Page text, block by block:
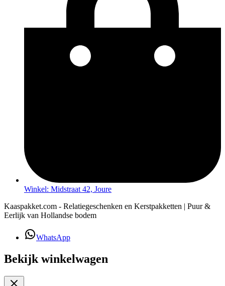
Winkel: Midstraat 42, Joure
Kaaspakket.com - Relatiegeschenken en Kerstpakketten | Puur &
Eerlijk van Hollandse bodem
WhatsApp
Bekijk winkelwagen